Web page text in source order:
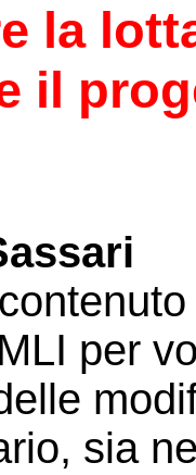
la
il
per
sia